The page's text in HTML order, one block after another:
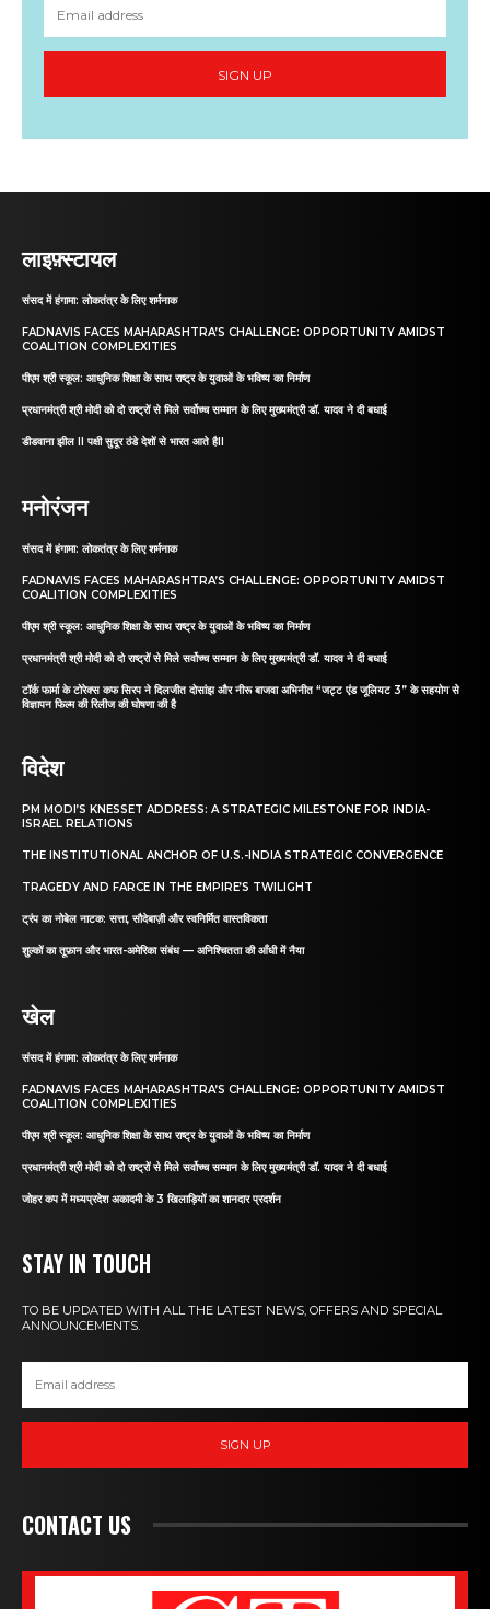
SIGN UP
लाइफ़्स्टायल
संसद में हंगामा: लोकतंत्र के लिए शर्मनाक
FADNAVIS FACES MAHARASHTRA’S CHALLENGE: OPPORTUNITY AMIDST
COALITION COMPLEXITIES
पीएम श्री स्कूल: आधुनिक शिक्षा के साथ राष्ट्र के युवाओं के भविष्य का निर्माण
प्रधानमंत्री श्री मोदी को दो राष्ट्रों से मिले सर्वोच्च सम्मान के लिए मुख्यमंत्री डॉ. यादव ने दी बधाई
डीडवाना झील II पक्षी सुदूर ठंडे देशों से भारत आते हैII
मनोरंजन
संसद में हंगामा: लोकतंत्र के लिए शर्मनाक
FADNAVIS FACES MAHARASHTRA’S CHALLENGE: OPPORTUNITY AMIDST
COALITION COMPLEXITIES
पीएम श्री स्कूल: आधुनिक शिक्षा के साथ राष्ट्र के युवाओं के भविष्य का निर्माण
प्रधानमंत्री श्री मोदी को दो राष्ट्रों से मिले सर्वोच्च सम्मान के लिए मुख्यमंत्री डॉ. यादव ने दी बधाई
टॉर्क फार्मा के टोरेक्स कफ सिरप ने दिलजीत दोसांझ और नीरू बाजवा अभिनीत “जट्ट एंड जूलियट 3” के सहयोग से
विज्ञापन फिल्म की रिलीज की घोषणा की है
विदेश
PM MODI’S KNESSET ADDRESS: A STRATEGIC MILESTONE FOR INDIA-
ISRAEL RELATIONS
THE INSTITUTIONAL ANCHOR OF U.S.-INDIA STRATEGIC CONVERGENCE
TRAGEDY AND FARCE IN THE EMPIRE’S TWILIGHT
ट्रंप का नोबेल नाटक: सत्ता, सौदेबाज़ी और स्वनिर्मित वास्तविकता
शुल्कों का तूफ़ान और भारत-अमेरिका संबंध — अनिश्चितता की आँधी में नैया
खेल
संसद में हंगामा: लोकतंत्र के लिए शर्मनाक
FADNAVIS FACES MAHARASHTRA’S CHALLENGE: OPPORTUNITY AMIDST
COALITION COMPLEXITIES
पीएम श्री स्कूल: आधुनिक शिक्षा के साथ राष्ट्र के युवाओं के भविष्य का निर्माण
प्रधानमंत्री श्री मोदी को दो राष्ट्रों से मिले सर्वोच्च सम्मान के लिए मुख्यमंत्री डॉ. यादव ने दी बधाई
जोहर कप में मध्यप्रदेश अकादमी के 3 खिलाड़ियों का शानदार प्रदर्शन
STAY IN TOUCH
TO BE UPDATED WITH ALL THE LATEST NEWS, OFFERS AND SPECIAL
ANNOUNCEMENTS.
SIGN UP
CONTACT US